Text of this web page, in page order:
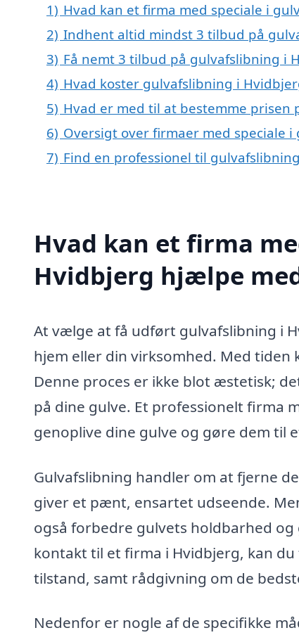
1) Hvad kan et firma med speciale i
2) Indhent altid mindst 3 tilbud på
3) Få nemt 3 tilbud på gulvafslibning i
4) Hvad koster gulvafslibning i
5) Hvad er med til at bestemme prisen
6) Oversigt over firmaer med speciale
7) Find en professionel til
Hvad kan et firma
Hvidbjerg hjælpe
At vælge at få udført gulvafslibning i
hjem eller din virksomhed. Med tiden
Denne proces er ikke blot æstetisk;
på dine gulve. Et professionelt firma
genoplive dine gulve og gøre dem til
Gulvafslibning handler om at fjerne
giver et pænt, ensartet udseende.
også forbedre gulvets holdbarhed
kontakt til et firma i Hvidbjerg, kan
tilstand, samt rådgivning om de
Nedenfor er nogle af de specifikke